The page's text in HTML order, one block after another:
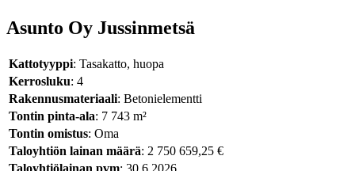
Asunto Oy Jussinmetsä
Kattotyyppi: Tasakatto, huopa
Kerrosluku: 4
Rakennusmateriaali: Betonielementti
Tontin pinta-ala: 7 743 m²
Tontin omistus: Oma
Taloyhtiön lainan määrä: 2 750 659,25 €
Taloyhtiölainan pvm: 30.6.2026